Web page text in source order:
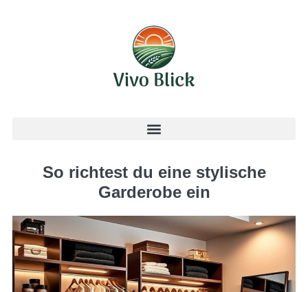
So richtest du eine stylische
Garderobe ein